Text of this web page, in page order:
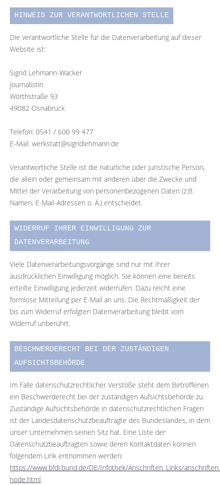
HINWEIS ZUR VERANTWORTLICHEN STELLE
Die verantwortliche Stelle für die Datenverarbeitung auf dieser
Website ist:
Sigrid Lehmann-Wacker
Journalistin
Wörthstraße 93
49082 Osnabrück
Telefon: 0541 / 600 99 477
E-Mail: werkstatt@sigridlehmann.de
Verantwortliche Stelle ist die natürliche oder juristische Person,
die allein oder gemeinsam mit anderen über die Zwecke und
Mittel der Verarbeitung von personenbezogenen Daten (z.B.
Namen, E-Mail-Adressen o. Ä.) entscheidet.
WIDERRUF IHRER EINWILLIGUNG ZUR
DATENVERARBEITUNG
Viele Datenverarbeitungsvorgänge sind nur mit Ihrer
ausdrücklichen Einwilligung möglich. Sie können eine bereits
erteilte Einwilligung jederzeit widerrufen. Dazu reicht eine
formlose Mitteilung per E-Mail an uns. Die Rechtmäßigkeit der
bis zum Widerruf erfolgten Datenverarbeitung bleibt vom
Widerruf unberührt.
BESCHWERDERECHT BEI DER ZUSTÄNDIGEN
AUFSICHTSBEHÖRDE
Im Falle datenschutzrechtlicher Verstöße steht dem Betroffenen
ein Beschwerderecht bei der zuständigen Aufsichtsbehörde zu.
Zuständige Aufsichtsbehörde in datenschutzrechtlichen Fragen
ist der Landesdatenschutzbeauftragte des Bundeslandes, in dem
unser Unternehmen seinen Sitz hat. Eine Liste der
Datenschutzbeauftragten sowie deren Kontaktdaten können
folgendem Link entnommen werden:
https://www.bfdi.bund.de/DE/Infothek/Anschriften_Links/
node.html.